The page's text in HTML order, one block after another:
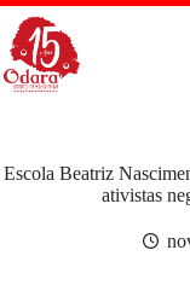
Pular
para
conteúdo
Escola Beatriz
ativistas